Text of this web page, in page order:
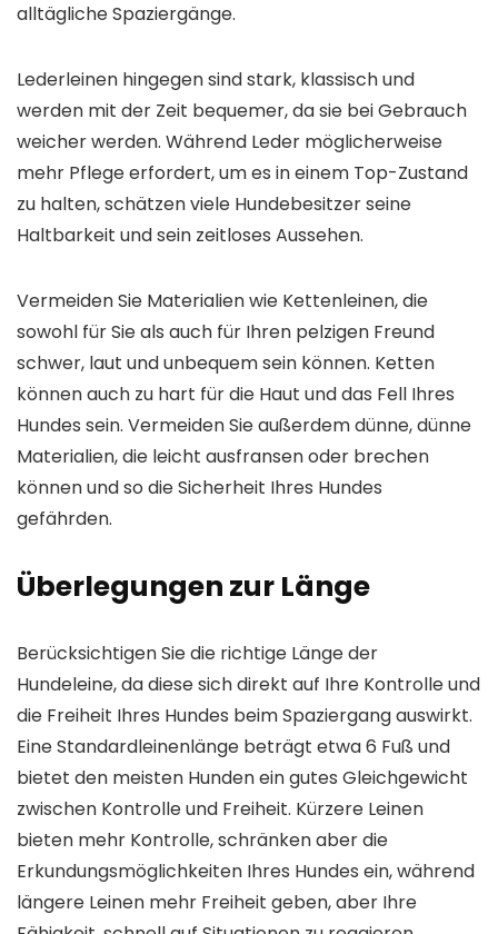
alltägliche Spaziergänge.
Lederleinen hingegen sind stark, klassisch und
werden mit der Zeit bequemer, da sie bei Gebrauch
weicher werden. Während Leder möglicherweise
mehr Pflege erfordert, um es in einem Top-Zustand
zu halten, schätzen viele Hundebesitzer seine
Haltbarkeit und sein zeitloses Aussehen.
Vermeiden Sie Materialien wie Kettenleinen, die
sowohl für Sie als auch für Ihren pelzigen Freund
schwer, laut und unbequem sein können. Ketten
können auch zu hart für die Haut und das Fell Ihres
Hundes sein. Vermeiden Sie außerdem dünne, dünne
Materialien, die leicht ausfransen oder brechen
können und so die Sicherheit Ihres Hundes
gefährden.
Überlegungen zur Länge
Berücksichtigen Sie die richtige Länge der
Hundeleine, da diese sich direkt auf Ihre Kontrolle und
die Freiheit Ihres Hundes beim Spaziergang auswirkt.
Eine Standardleinenlänge beträgt etwa 6 Fuß und
bietet den meisten Hunden ein gutes Gleichgewicht
zwischen Kontrolle und Freiheit. Kürzere Leinen
bieten mehr Kontrolle, schränken aber die
Erkundungsmöglichkeiten Ihres Hundes ein, während
längere Leinen mehr Freiheit geben, aber Ihre